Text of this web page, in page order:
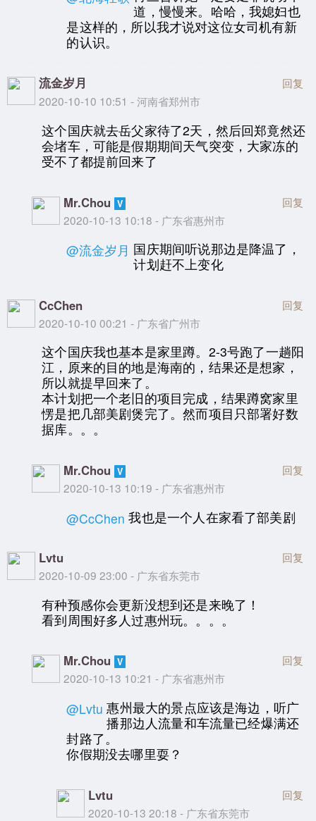
道，慢慢来。哈哈，我媳妇也
是这样的，所以我才说对这位女司机有新
的认识。
流金岁月
2020-10-10 10:51 - 河南省郑州市
回复
这个国庆就去岳父家待了2天，然后回郑竟然还
会堵车，可能是假期期间天气突变，大家冻的
受不了都提前回来了
Mr.Chou
2020-10-13 10:18 - 广东省惠州市
回复
@流金岁月 国庆期间听说那边是降温了，
计划赶不上变化
CcChen
2020-10-10 00:21 - 广东省广州市
回复
这个国庆我也基本是家里蹲。2-3号跑了一趟阳
江，原来的目的地是海南的，结果还是想家，
所以就提早回来了。
本计划把一个老旧的项目完成，结果蹲窝家里
愣是把几部美剧煲完了。然而项目只部署好数
据库。。。
Mr.Chou
2020-10-13 10:19 - 广东省惠州市
回复
@CcChen 我也是一个人在家看了部美剧
Lvtu
2020-10-09 23:00 - 广东省东莞市
回复
有种预感你会更新没想到还是来晚了！
看到周围好多人过惠州玩。。。。
Mr.Chou
2020-10-13 10:21 - 广东省惠州市
回复
@Lvtu 惠州最大的景点应该是海边，听广
播那边人流量和车流量已经爆满还
封路了。
你假期没去哪里耍？
Lvtu
2020-10-13 20:18 - 广东省东莞市
回复